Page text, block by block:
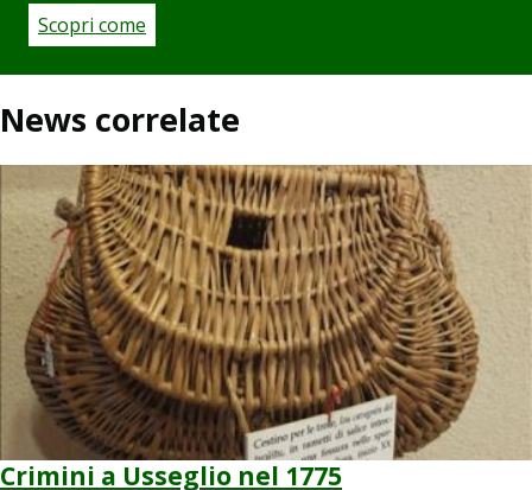
Scopri come
News correlate
Crimini a Usseglio nel 1775